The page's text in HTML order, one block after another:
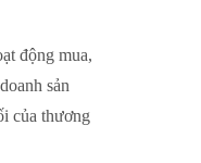
động mua,
sản
của thương